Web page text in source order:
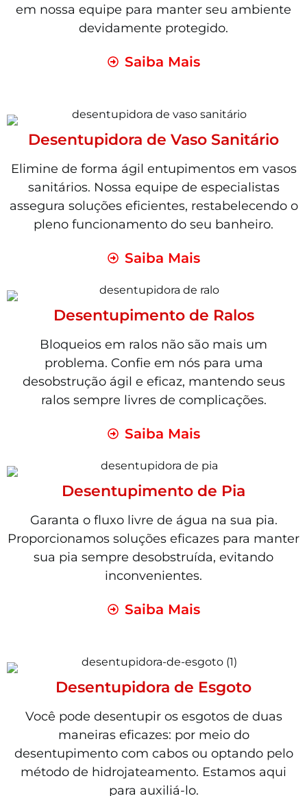
em nossa equipe para manter seu ambiente
devidamente protegido.
Saiba Mais
Desentupidora de Vaso Sanitário
Elimine de forma ágil entupimentos em vasos
sanitários. Nossa equipe de especialistas
assegura soluções eficientes, restabelecendo o
pleno funcionamento do seu banheiro.
Saiba Mais
Desentupimento de Ralos
Bloqueios em ralos não são mais um
problema. Confie em nós para uma
desobstrução ágil e eficaz, mantendo seus
ralos sempre livres de complicações.
Saiba Mais
Desentupimento de Pia
Garanta o fluxo livre de água na sua pia.
Proporcionamos soluções eficazes para manter
sua pia sempre desobstruída, evitando
inconvenientes.
Saiba Mais
Desentupidora de Esgoto
Você pode desentupir os esgotos de duas
maneiras eficazes: por meio do
desentupimento com cabos ou optando pelo
método de hidrojateamento. Estamos aqui
para auxiliá-lo.